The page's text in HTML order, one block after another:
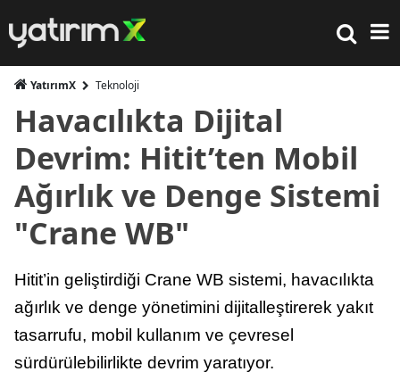
YatırımX Teknoloji
Havacılıkta Dijital
Devrim: Hitit’ten Mobil
Ağırlık ve Denge Sistemi
"Crane WB"
Hitit’in geliştirdiği Crane WB sistemi, havacılıkta
ağırlık ve denge yönetimini dijitalleştirerek yakıt
tasarrufu, mobil kullanım ve çevresel
sürdürülebilirlikte devrim yaratıyor.